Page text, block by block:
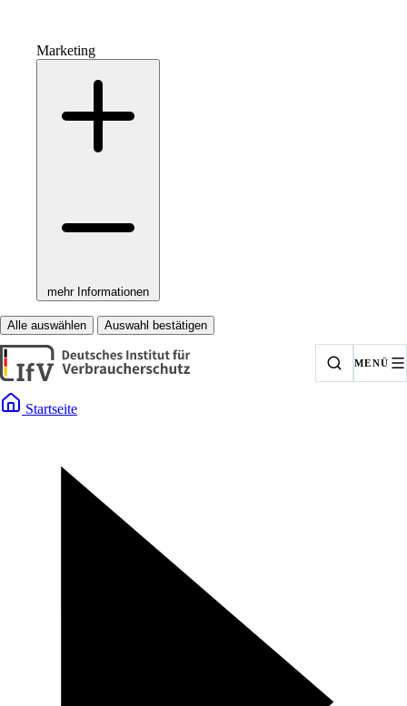
Marketing
mehr Informationen
Alle auswählen Auswahl bestätigen
MENÜ
Startseite